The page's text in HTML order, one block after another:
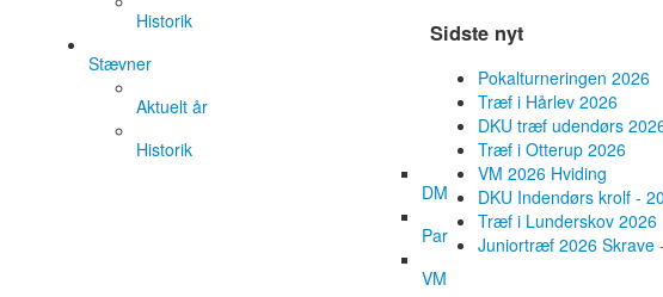
Sidste nyt
Pokalturneringen 2026
Træf i Hårlev 2026
DKU træf udendørs
Træf i Otterup 2026
VM 2026 Hviding
DKU Indendørs krolf -
Træf i Lunderskov 2026
Juniortræf 2026 Skrave
Historik
Stævner
Aktuelt år
Historik
DM
Par
VM